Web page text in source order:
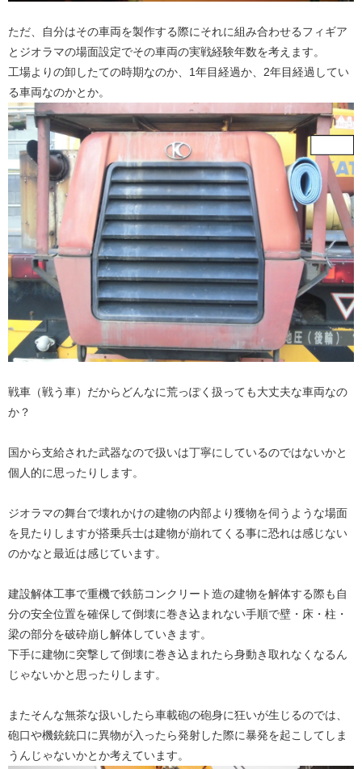
ただ、自分はその車両を製作する際にそれに組み合わせるフィギア
とジオラマの場面設定でその車両の実戦経験年数を考えます。
工場よりの卸したての時期なのか、1年目経過か、2年目経過してい
る車両なのかとか。
戦車（戦う車）だからどんなに荒っぽく扱っても大丈夫な車両なの
か？
国から支給された武器なので扱いは丁寧にしているのではないかと
個人的に思ったりします。
ジオラマの舞台で壊れかけの建物の内部より獲物を伺うような場面
を見たりしますが搭乗兵士は建物が崩れてくる事に恐れは感じない
のかなと最近は感じています。
建設解体工事で重機で鉄筋コンクリート造の建物を解体する際も自
分の安全位置を確保して倒壊に巻き込まれない手順で壁・床・柱・
梁の部分を破砕崩し解体していきます。
下手に建物に突撃して倒壊に巻き込まれたら身動き取れなくなるん
じゃないかと思ったりします。
またそんな無茶な扱いしたら車載砲の砲身に狂いが生じるのでは、
砲口や機銃銃口に異物が入ったら発射した際に暴発を起こしてしま
うんじゃないかとか考えています。